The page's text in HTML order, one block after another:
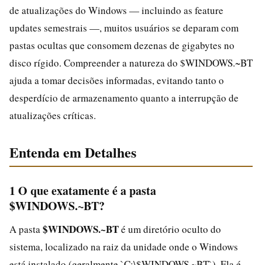
de atualizações do Windows — incluindo as feature
updates semestrais —, muitos usuários se deparam com
pastas ocultas que consomem dezenas de gigabytes no
disco rígido. Compreender a natureza do $WINDOWS.~BT
ajuda a tomar decisões informadas, evitando tanto o
desperdício de armazenamento quanto a interrupção de
atualizações críticas.
Entenda em Detalhes
1 O que exatamente é a pasta
$WINDOWS.~BT?
A pasta $WINDOWS.~BTé um diretório oculto do
sistema, localizado na raiz da unidade onde o Windows